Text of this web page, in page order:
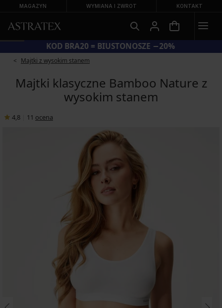
MAGAZYN WYMIANA I ZWROT KONTAKT
KOD BRA20 = BIUSTONOSZE −20%
Majtki z wysokim stanem
Majtki klasyczne Bamboo Nature z
wysokim stanem
4,8 11 ocena